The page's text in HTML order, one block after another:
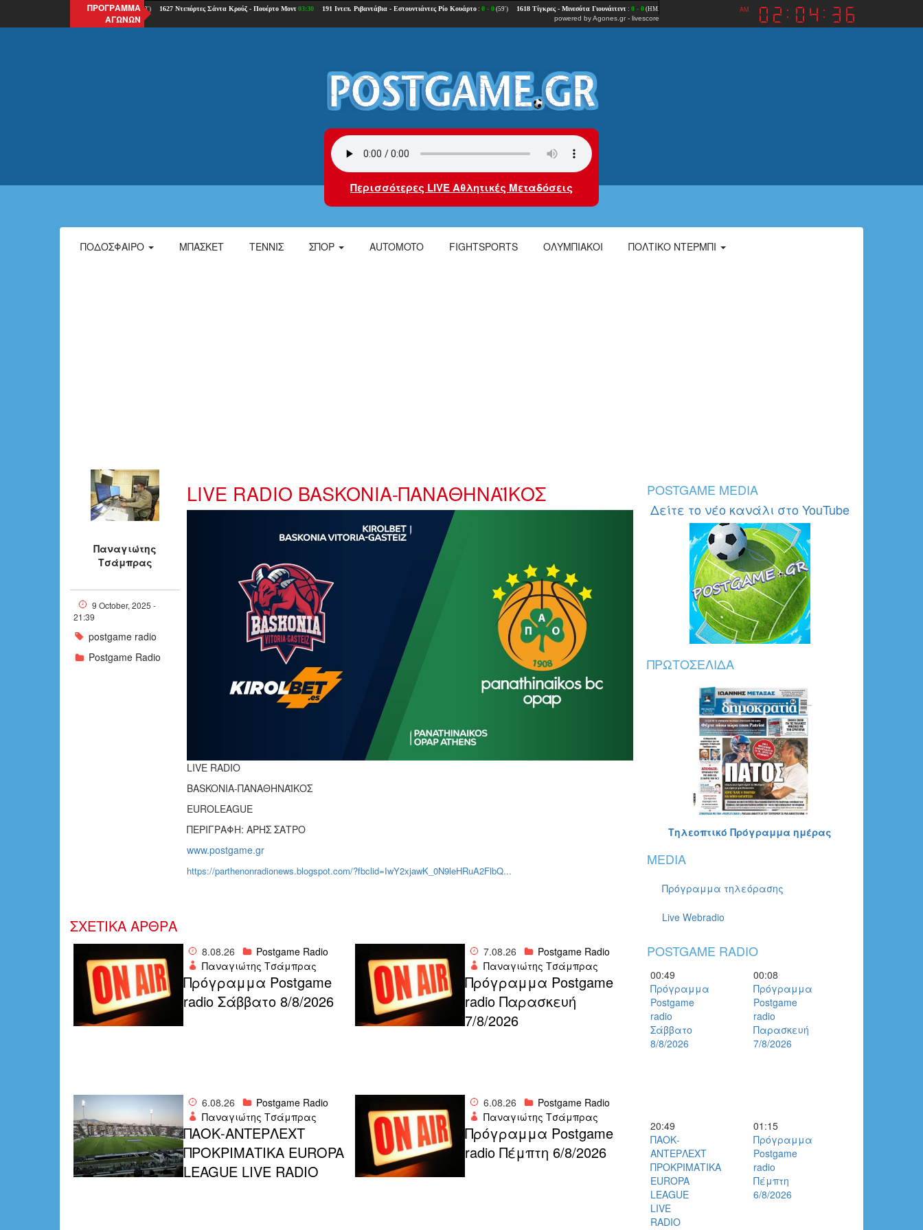
ΠΡΟΓΡΑΜΜΑ
ΑΓΩΝΩΝ
powered byAgones.gr- livescore
AM
Περισσότερες LIVE Αθλητικές Μεταδόσεις
ΠΟΔΌΣΦΑΙΡΟ ΜΠΆΣΚΕΤ ΤΈΝΝΙΣ ΣΠΟΡ AUTOMOTO FIGHTSPORTS ΟΛΥΜΠΙΑΚΟΙ ΠΟΛΤΙΚΌ ΝΤΈΡΜΠΙ
Παναγιώτης
Τσάμπρας
9 October, 2025 -
21:39
postgame radio
Postgame Radio
LIVE RADIO BASKONIA-ΠΑΝΑΘΗΝΑΪΚΟΣ
maxresdefault.jpg
LIVE RADIO
BASKONIA-ΠΑΝΑΘΗΝΑΪΚΟΣ
EUROLEAGUE
ΠΕΡΙΓΡΑΦΗ: ΑΡΗΣ ΣΑΤΡΟ
www.postgame.gr
https://parthenonradionews.blogspot.com/?fbclid=IwY2xjawK_0N9leHRuA2FlbQ...
ΣΧΕΤΙΚΑ ΑΡΘΡΑ
8.08.26
Postgame Radio
Παναγιώτης Τσάμπρας
Πρόγραμμα Postgame
radio Σάββατο 8/8/2026
7.08.26
Postgame Radio
Παναγιώτης Τσάμπρας
Πρόγραμμα Postgame
radio Παρασκευή
7/8/2026
6.08.26
Postgame Radio
Παναγιώτης Τσάμπρας
ΠΑΟΚ-ΑΝΤΕΡΛΕΧΤ
ΠΡΟΚΡΙΜΑΤΙΚΑ EUROPA
LEAGUE LIVE RADIO
6.08.26
Postgame Radio
Παναγιώτης Τσάμπρας
Πρόγραμμα Postgame
radio Πέμπτη 6/8/2026
POSTGAME MEDIA
Δείτε το νέο κανάλι στο YouTube
ΠΡΩΤΟΣΈΛΙΔΑ
Τηλεοπτικό Πρόγραμμα ημέρας
MEDIA
Πρόγραμμα τηλεόρασης
Live Webradio
POSTGAME RADIO
00:49
Πρόγραμμα
Postgame
radio
Σάββατο
8/8/2026
00:08
Πρόγραμμα
Postgame
radio
Παρασκευή
7/8/2026
20:49
ΠΑΟΚ-
ΑΝΤΕΡΛΕΧΤ
ΠΡΟΚΡΙΜΑΤΙΚΑ
EUROPA
LEAGUE
LIVE
RADIO
01:15
Πρόγραμμα
Postgame
radio
Πέμπτη
6/8/2026